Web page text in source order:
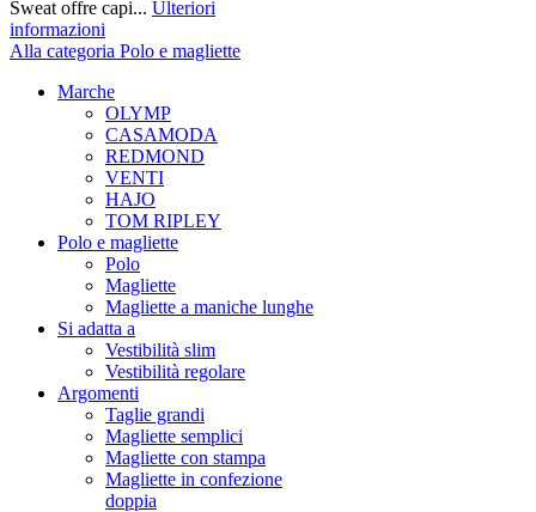
Sweat offre capi... Ulteriori
informazioni
Alla categoria Polo e magliette
Marche
OLYMP
CASAMODA
REDMOND
VENTI
HAJO
TOM RIPLEY
Polo e magliette
Polo
Magliette
Magliette a maniche lunghe
Si adatta a
Vestibilità slim
Vestibilità regolare
Argomenti
Taglie grandi
Magliette semplici
Magliette con stampa
Magliette in confezione
doppia